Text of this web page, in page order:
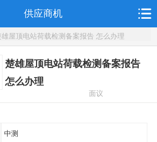
供应商机
屋顶电站荷载检测备案报告 怎么办理
楚雄屋顶电站荷载检测备案报告
怎么办理
面议
中测